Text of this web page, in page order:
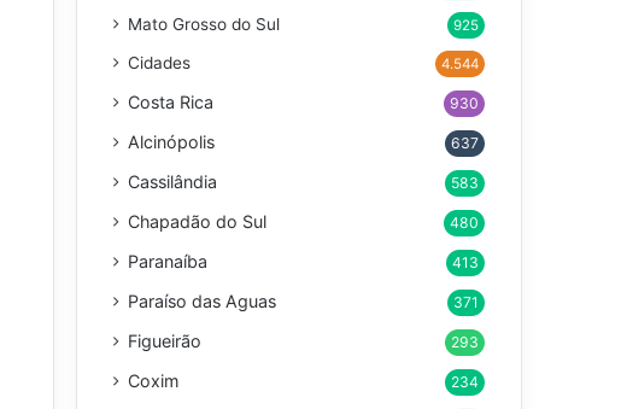
Mato Grosso do Sul 925
Cidades 4.544
Costa Rica 930
Alcinópolis 637
Cassilândia 583
Chapadão do Sul 480
Paranaíba 413
Paraíso das Aguas 371
Figueirão 293
Coxim 234